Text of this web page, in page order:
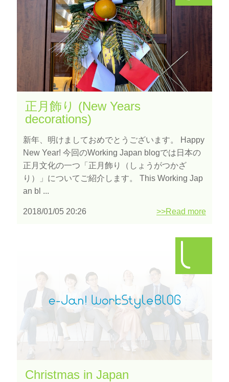
正月飾り (New Years
decorations)
新年、明けましておめでとうございます。 Happy
New Year! 今回のWorking Japan blogでは日本の
正月文化の一つ「正月飾り（しょうがつかざ
り）」についてご紹介します。 This Working Jap
an bl ...
2018/01/05 20:26 >>Read more
Christmas in Japan